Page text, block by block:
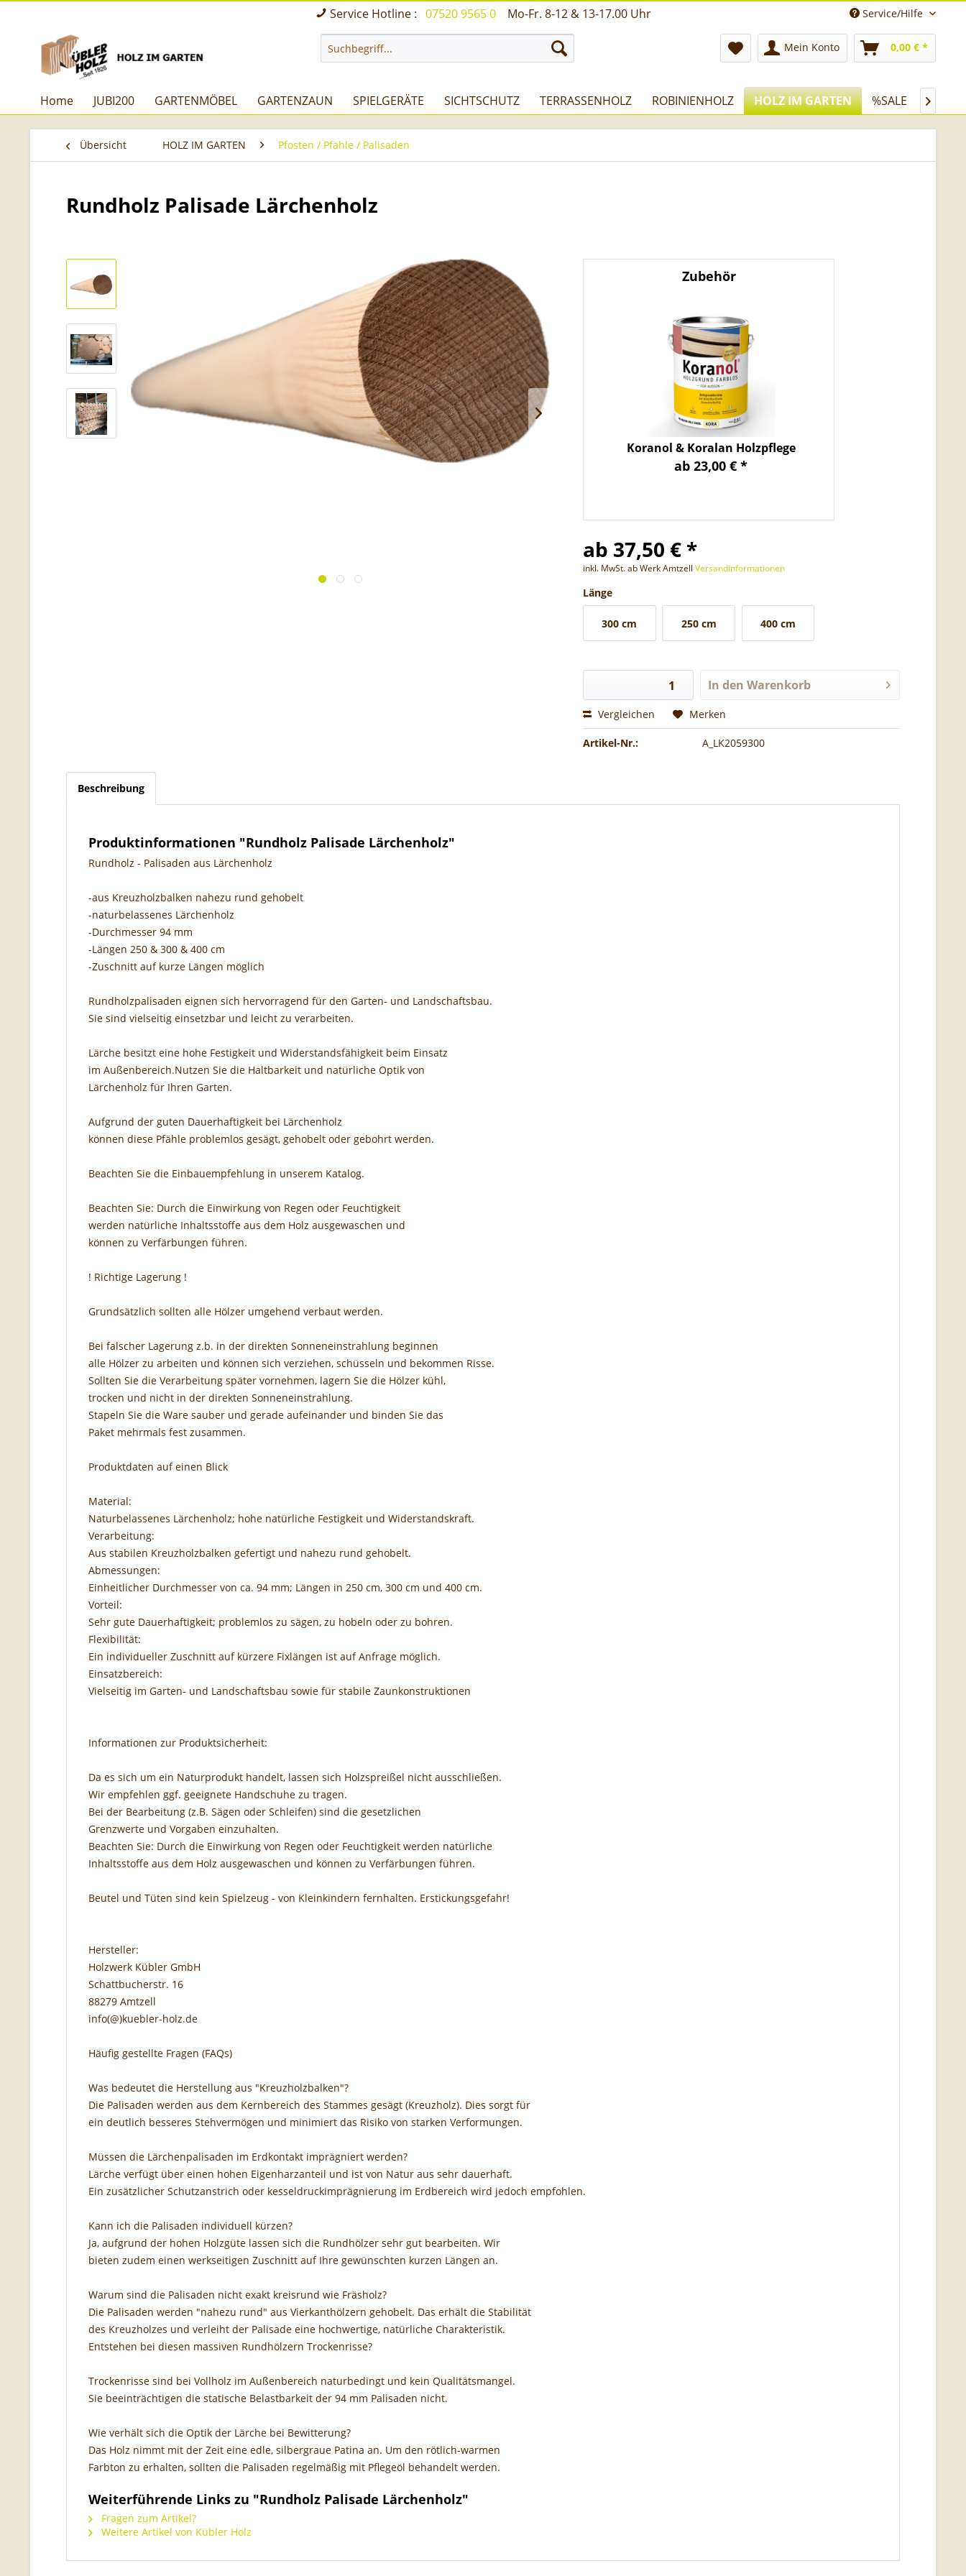
Service Hotline : 07520 9565 0 Mo-Fr. 8-12 & 13-17.00 Uhr Service/Hilfe
Mein Konto 0,00 € *
Home JUBI200 GARTENMÖBEL GARTENZAUN SPIELGERÄTE SICHTSCHUTZ TERRASSENHOLZ ROBINIENHOLZ HOLZ IM GARTEN %SALE 
Übersicht HOLZ IM GARTEN Pfosten / Pfähle / Palisaden
Rundholz Palisade Lärchenholz
Zubehör
Koranol & Koralan Holzpflege
ab 23,00 € *
ab 37,50 € *
inkl. MwSt. ab Werk AmtzellVersandinformationen
Länge
300 cm 250 cm 400 cm
In den Warenkorb
Vergleichen Merken
Artikel-Nr.: A_LK2059300
Beschreibung
Produktinformationen "Rundholz Palisade Lärchenholz"
Rundholz - Palisaden aus Lärchenholz
-aus Kreuzholzbalken nahezu rund gehobelt
-naturbelassenes Lärchenholz
-Durchmesser 94 mm
-Längen 250 & 300 & 400 cm
-Zuschnitt auf kurze Längen möglich
Rundholzpalisaden eignen sich hervorragend für den Garten- und Landschaftsbau.
Sie sind vielseitig einsetzbar und leicht zu verarbeiten.
Lärche besitzt eine hohe Festigkeit und Widerstandsfähigkeit beim Einsatz
im Außenbereich.Nutzen Sie die Haltbarkeit und natürliche Optik von
Lärchenholz für Ihren Garten.
Aufgrund der guten Dauerhaftigkeit bei Lärchenholz
können diese Pfähle problemlos gesägt, gehobelt oder gebohrt werden.
Beachten Sie die Einbauempfehlung in unserem Katalog.
Beachten Sie: Durch die Einwirkung von Regen oder Feuchtigkeit
werden natürliche Inhaltsstoffe aus dem Holz ausgewaschen und
können zu Verfärbungen führen.
! Richtige Lagerung !
Grundsätzlich sollten alle Hölzer umgehend verbaut werden.
Bei falscher Lagerung z.b. in der direkten Sonneneinstrahlung beginnen
alle Hölzer zu arbeiten und können sich verziehen, schüsseln und bekommen Risse.
Sollten Sie die Verarbeitung später vornehmen, lagern Sie die Hölzer kühl,
trocken und nicht in der direkten Sonneneinstrahlung.
Stapeln Sie die Ware sauber und gerade aufeinander und binden Sie das
Paket mehrmals fest zusammen.
Produktdaten auf einen Blick
Material:
Naturbelassenes Lärchenholz; hohe natürliche Festigkeit und Widerstandskraft.
Verarbeitung:
Aus stabilen Kreuzholzbalken gefertigt und nahezu rund gehobelt.
Abmessungen:
Einheitlicher Durchmesser von ca. 94 mm; Längen in 250 cm, 300 cm und 400 cm.
Vorteil:
Sehr gute Dauerhaftigkeit; problemlos zu sägen, zu hobeln oder zu bohren.
Flexibilität:
Ein individueller Zuschnitt auf kürzere Fixlängen ist auf Anfrage möglich.
Einsatzbereich:
Vielseitig im Garten- und Landschaftsbau sowie für stabile Zaunkonstruktionen
Informationen zur Produktsicherheit:
Da es sich um ein Naturprodukt handelt, lassen sich Holzspreißel nicht ausschließen.
Wir empfehlen ggf. geeignete Handschuhe zu tragen.
Bei der Bearbeitung (z.B. Sägen oder Schleifen) sind die gesetzlichen
Grenzwerte und Vorgaben einzuhalten.
Beachten Sie: Durch die Einwirkung von Regen oder Feuchtigkeit werden natürliche
Inhaltsstoffe aus dem Holz ausgewaschen und können zu Verfärbungen führen.
Beutel und Tüten sind kein Spielzeug - von Kleinkindern fernhalten. Erstickungsgefahr!
Hersteller:
Holzwerk Kübler GmbH
Schattbucherstr. 16
88279 Amtzell
info(@)kuebler-holz.de
Häufig gestellte Fragen (FAQs)
Was bedeutet die Herstellung aus "Kreuzholzbalken"?
Die Palisaden werden aus dem Kernbereich des Stammes gesägt (Kreuzholz). Dies sorgt für
ein deutlich besseres Stehvermögen und minimiert das Risiko von starken Verformungen.
Müssen die Lärchenpalisaden im Erdkontakt imprägniert werden?
Lärche verfügt über einen hohen Eigenharzanteil und ist von Natur aus sehr dauerhaft.
Ein zusätzlicher Schutzanstrich oder kesseldruckimprägnierung im Erdbereich wird jedoch empfohlen.
Kann ich die Palisaden individuell kürzen?
Ja, aufgrund der hohen Holzgüte lassen sich die Rundhölzer sehr gut bearbeiten. Wir
bieten zudem einen werkseitigen Zuschnitt auf Ihre gewünschten kurzen Längen an.
Warum sind die Palisaden nicht exakt kreisrund wie Fräsholz?
Die Palisaden werden "nahezu rund" aus Vierkanthölzern gehobelt. Das erhält die Stabilität
des Kreuzholzes und verleiht der Palisade eine hochwertige, natürliche Charakteristik.
Entstehen bei diesen massiven Rundhölzern Trockenrisse?
Trockenrisse sind bei Vollholz im Außenbereich naturbedingt und kein Qualitätsmangel.
Sie beeinträchtigen die statische Belastbarkeit der 94 mm Palisaden nicht.
Wie verhält sich die Optik der Lärche bei Bewitterung?
Das Holz nimmt mit der Zeit eine edle, silbergraue Patina an. Um den rötlich-warmen
Farbton zu erhalten, sollten die Palisaden regelmäßig mit Pflegeöl behandelt werden.
Weiterführende Links zu "Rundholz Palisade Lärchenholz"
Fragen zum Artikel?
Weitere Artikel von Kübler Holz